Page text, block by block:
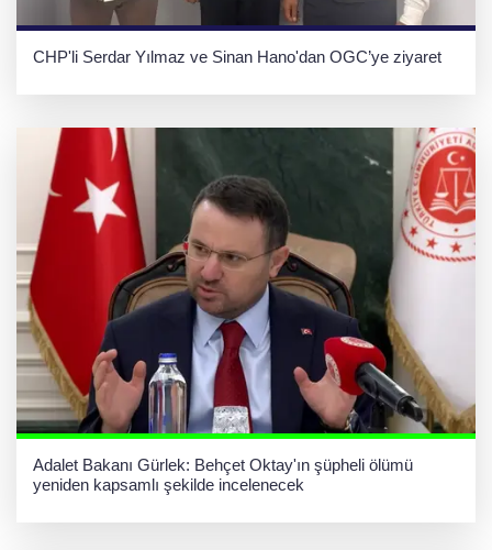
CHP'li Serdar Yılmaz ve Sinan Hano'dan OGC’ye ziyaret
Adalet Bakanı Gürlek: Behçet Oktay'ın şüpheli ölümü
yeniden kapsamlı şekilde incelenecek